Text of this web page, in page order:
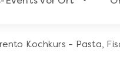
Kochkurs – Pasta,